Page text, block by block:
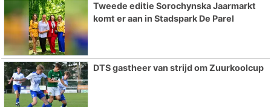
Tweede editie Sorochynska Jaarmarkt
komt er aan in Stadspark De Parel
DTS gastheer van strijd om Zuurkoolcup